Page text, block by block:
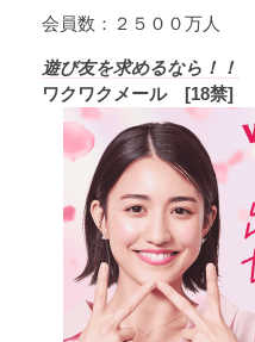
会員数：２５００万人
遊び友を求めるなら！！
ワクワクメール [18禁]